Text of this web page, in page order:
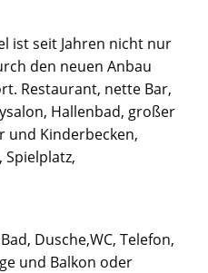
ist seit Jahren nicht nur
den neuen Anbau
Restaurant, nette Bar,
Hallenbad, großer
und Kinderbecken,
Dusche,WC, Telefon,
und Balkon oder